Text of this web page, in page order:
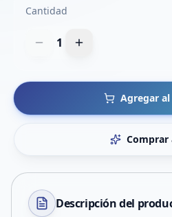
Cantidad
1
Agregar
Comprar
Descripción del